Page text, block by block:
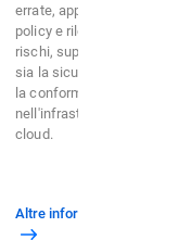
errate, applicare le
policy e rilevare i
rischi, supportando
sia la sicurezza che
la conformità
nell'infrastruttura
cloud.
Altre informazioni